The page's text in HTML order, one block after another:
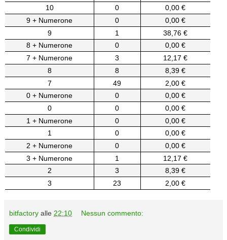
10
0
0,00 €
9 + Numerone
0
0,00 €
9
1
38,76 €
8 + Numerone
0
0,00 €
7 + Numerone
3
12,17 €
8
8
8,39 €
7
49
2,00 €
0 + Numerone
0
0,00 €
0
0
0,00 €
1 + Numerone
0
0,00 €
1
0
0,00 €
2 + Numerone
0
0,00 €
3 + Numerone
1
12,17 €
2
3
8,39 €
3
23 2,00 €
bitfactory alle 22:10 Nessun commento:
Condividi